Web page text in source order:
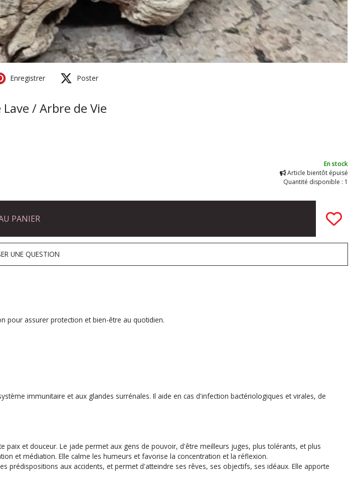
Enregistrer Poster
/ Arbre de Vie
En stock
Article bientôt épuisé
Quantité disponible : 1
PANIER
UNE QUESTION
pour assurer protection et bien-être au quotidien.
immunitaire et aux glandes surrénales. Il aide en cas d'infection bactériologiques et virales, de
et douceur. Le jade permet aux gens de pouvoir, d'être meilleurs juges, plus tolérants, et plus
et médiation. Elle calme les humeurs et favorise la concentration et la réflexion.
aux accidents, et permet d'atteindre ses rêves, ses objectifs, ses idéaux. Elle apporte